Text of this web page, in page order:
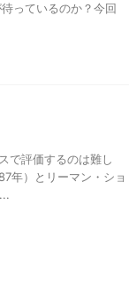
っているのか？今回
で評価するのは難し
年）とリーマン・ショ